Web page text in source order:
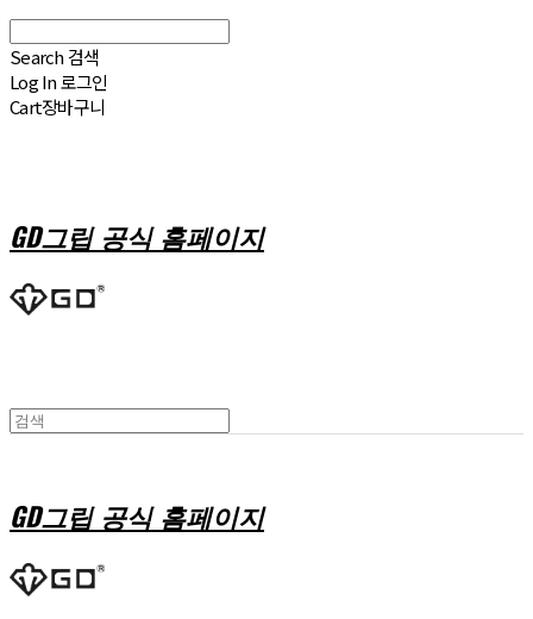
Search 검색
Log In로그인
Cart장바구니
GD그립 공식 홈페이지
GD그립 공식 홈페이지